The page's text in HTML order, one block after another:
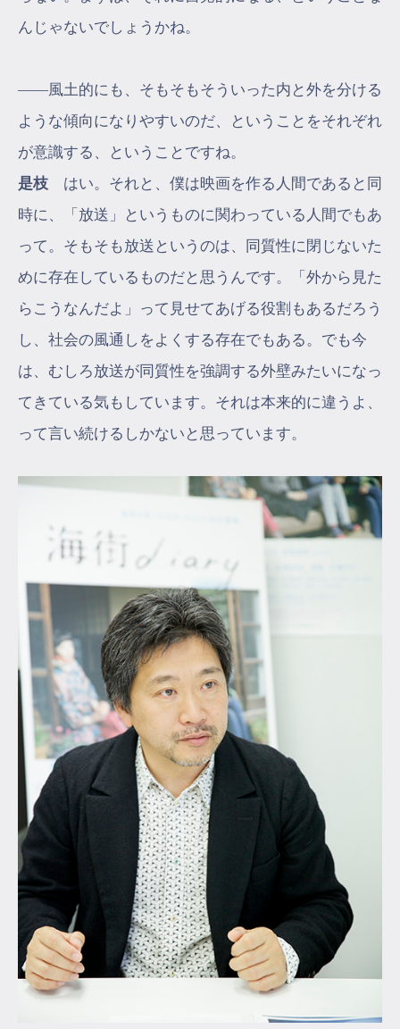
んじゃないでしょうかね。
――風土的にも、そもそもそういった内と外を分ける
ような傾向になりやすいのだ、ということをそれぞれ
が意識する、ということですね。
是枝 はい。それと、僕は映画を作る人間であると同
時に、「放送」というものに関わっている人間でもあ
って。そもそも放送というのは、同質性に閉じないた
めに存在しているものだと思うんです。「外から見た
らこうなんだよ」って見せてあげる役割もあるだろう
し、社会の風通しをよくする存在でもある。でも今
は、むしろ放送が同質性を強調する外壁みたいになっ
てきている気もしています。それは本来的に違うよ、
って言い続けるしかないと思っています。